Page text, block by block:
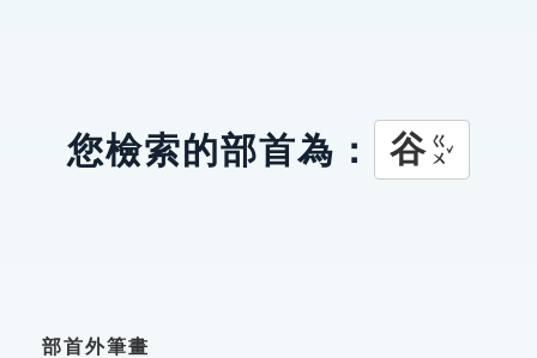
成語故事
您檢索的部首為： 谷ㄍㄨˇ
部首外筆畫